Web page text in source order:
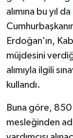
alımına bu yıl
Erdoğan'ın,
müjdesini
alımıyla ilgili
kullandı.
Buna göre, 850
mesleğinden